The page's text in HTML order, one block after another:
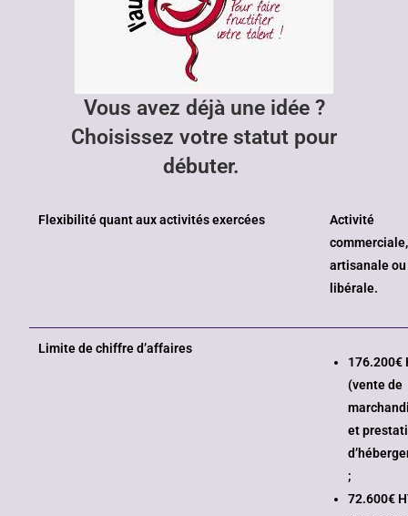
Vous avez déjà une idée ?
Choisissez votre statut pour
débuter.
Flexibilité quant aux activités exercées
Activité
commerciale,
artisanale ou
libérale.
Limite de chiffre d’affaires
176.200€
(vente de
et
;
72.600€